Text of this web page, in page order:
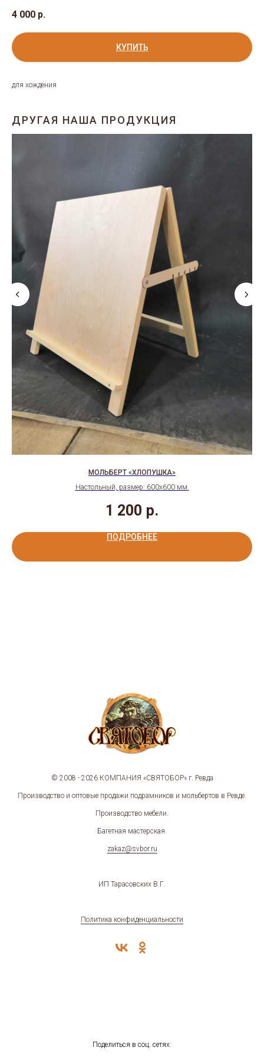
4 000 р.
КУПИТЬ
для хождения
ДРУГАЯ НАША ПРОДУКЦИЯ
МОЛЬБЕРТ «ХЛОПУШКА»
Настольный, размер: 600х600 мм.
1 200 р.
ПОДРОБНЕЕ
© 2008 - 2026 КОМПАНИЯ «СВЯТОБОР» г. Ревда
Производство и оптовые продажи подрамников и мольбертов в Ревде.
Производство мебели.
Багетная мастерская.
zakaz@svbor.ru
ИП Тарасовских В.Г.
Политика конфиденциальности
Поделиться в соц. сетях: